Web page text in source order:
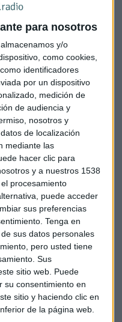
para nosotros
almacenamos y/o
como cookies,
identificadores
por un dispositivo
medición de
de audiencia y
nosotros y
de localización
mediante las
hacer clic para
y a nuestros 1538
procesamiento
puede acceder
sus preferencias
Tenga en
sus datos personales
pero usted tiene
Sus
sitio web. Puede
su consentimiento en
sitio y haciendo clic en
de la página web.
los 5.891 millones de
2016, que se centraron
renovables y de
plazo. Un 72% del
Unidos, anunciada el
un impacto neto positivo
compañía ha destinado
ajustes de valor de
su perfil de negocio.
Unidos (Avangrid)
un 6%, hasta los 682
de euros).
de accionistas,
una remuneración
brutos por acción, un